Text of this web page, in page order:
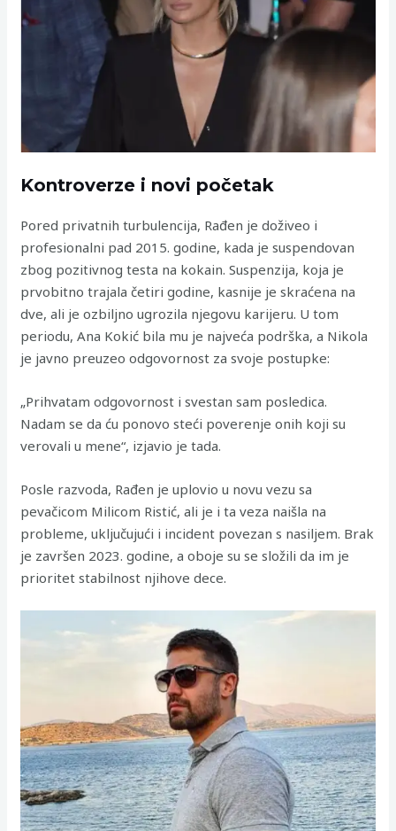
Kontroverze i novi početak
Pored privatnih turbulencija, Rađen je doživeo i
profesionalni pad 2015. godine, kada je suspendovan
zbog pozitivnog testa na kokain. Suspenzija, koja je
prvobitno trajala četiri godine, kasnije je skraćena na
dve, ali je ozbiljno ugrozila njegovu karijeru. U tom
periodu, Ana Kokić bila mu je najveća podrška, a Nikola
je javno preuzeo odgovornost za svoje postupke:
„Prihvatam odgovornost i svestan sam posledica.
Nadam se da ću ponovo steći poverenje onih koji su
verovali u mene“, izjavio je tada.
Posle razvoda, Rađen je uplovio u novu vezu sa
pevačicom Milicom Ristić, ali je i ta veza naišla na
probleme, uključujući i incident povezan s nasiljem. Brak
je završen 2023. godine, a oboje su se složili da im je
prioritet stabilnost njihove dece.